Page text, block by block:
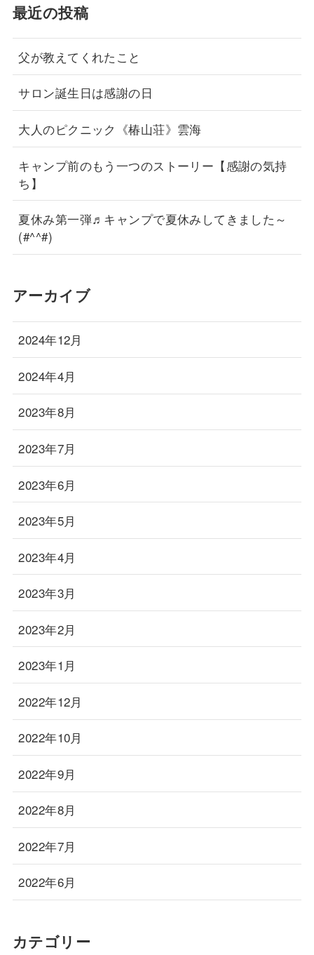
最近の投稿
父が教えてくれたこと
サロン誕生日は感謝の日
大人のピクニック《椿山荘》雲海
キャンプ前のもう一つのストーリー【感謝の気持
ち】
夏休み第一弾♬キャンプで夏休みしてきました～
(#^^#)
アーカイブ
2024年12月
2024年4月
2023年8月
2023年7月
2023年6月
2023年5月
2023年4月
2023年3月
2023年2月
2023年1月
2022年12月
2022年10月
2022年9月
2022年8月
2022年7月
2022年6月
カテゴリー